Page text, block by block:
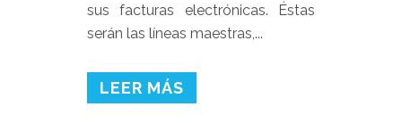
sus facturas electrónicas. Éstas
serán las líneas maestras,...
LEER MÁS